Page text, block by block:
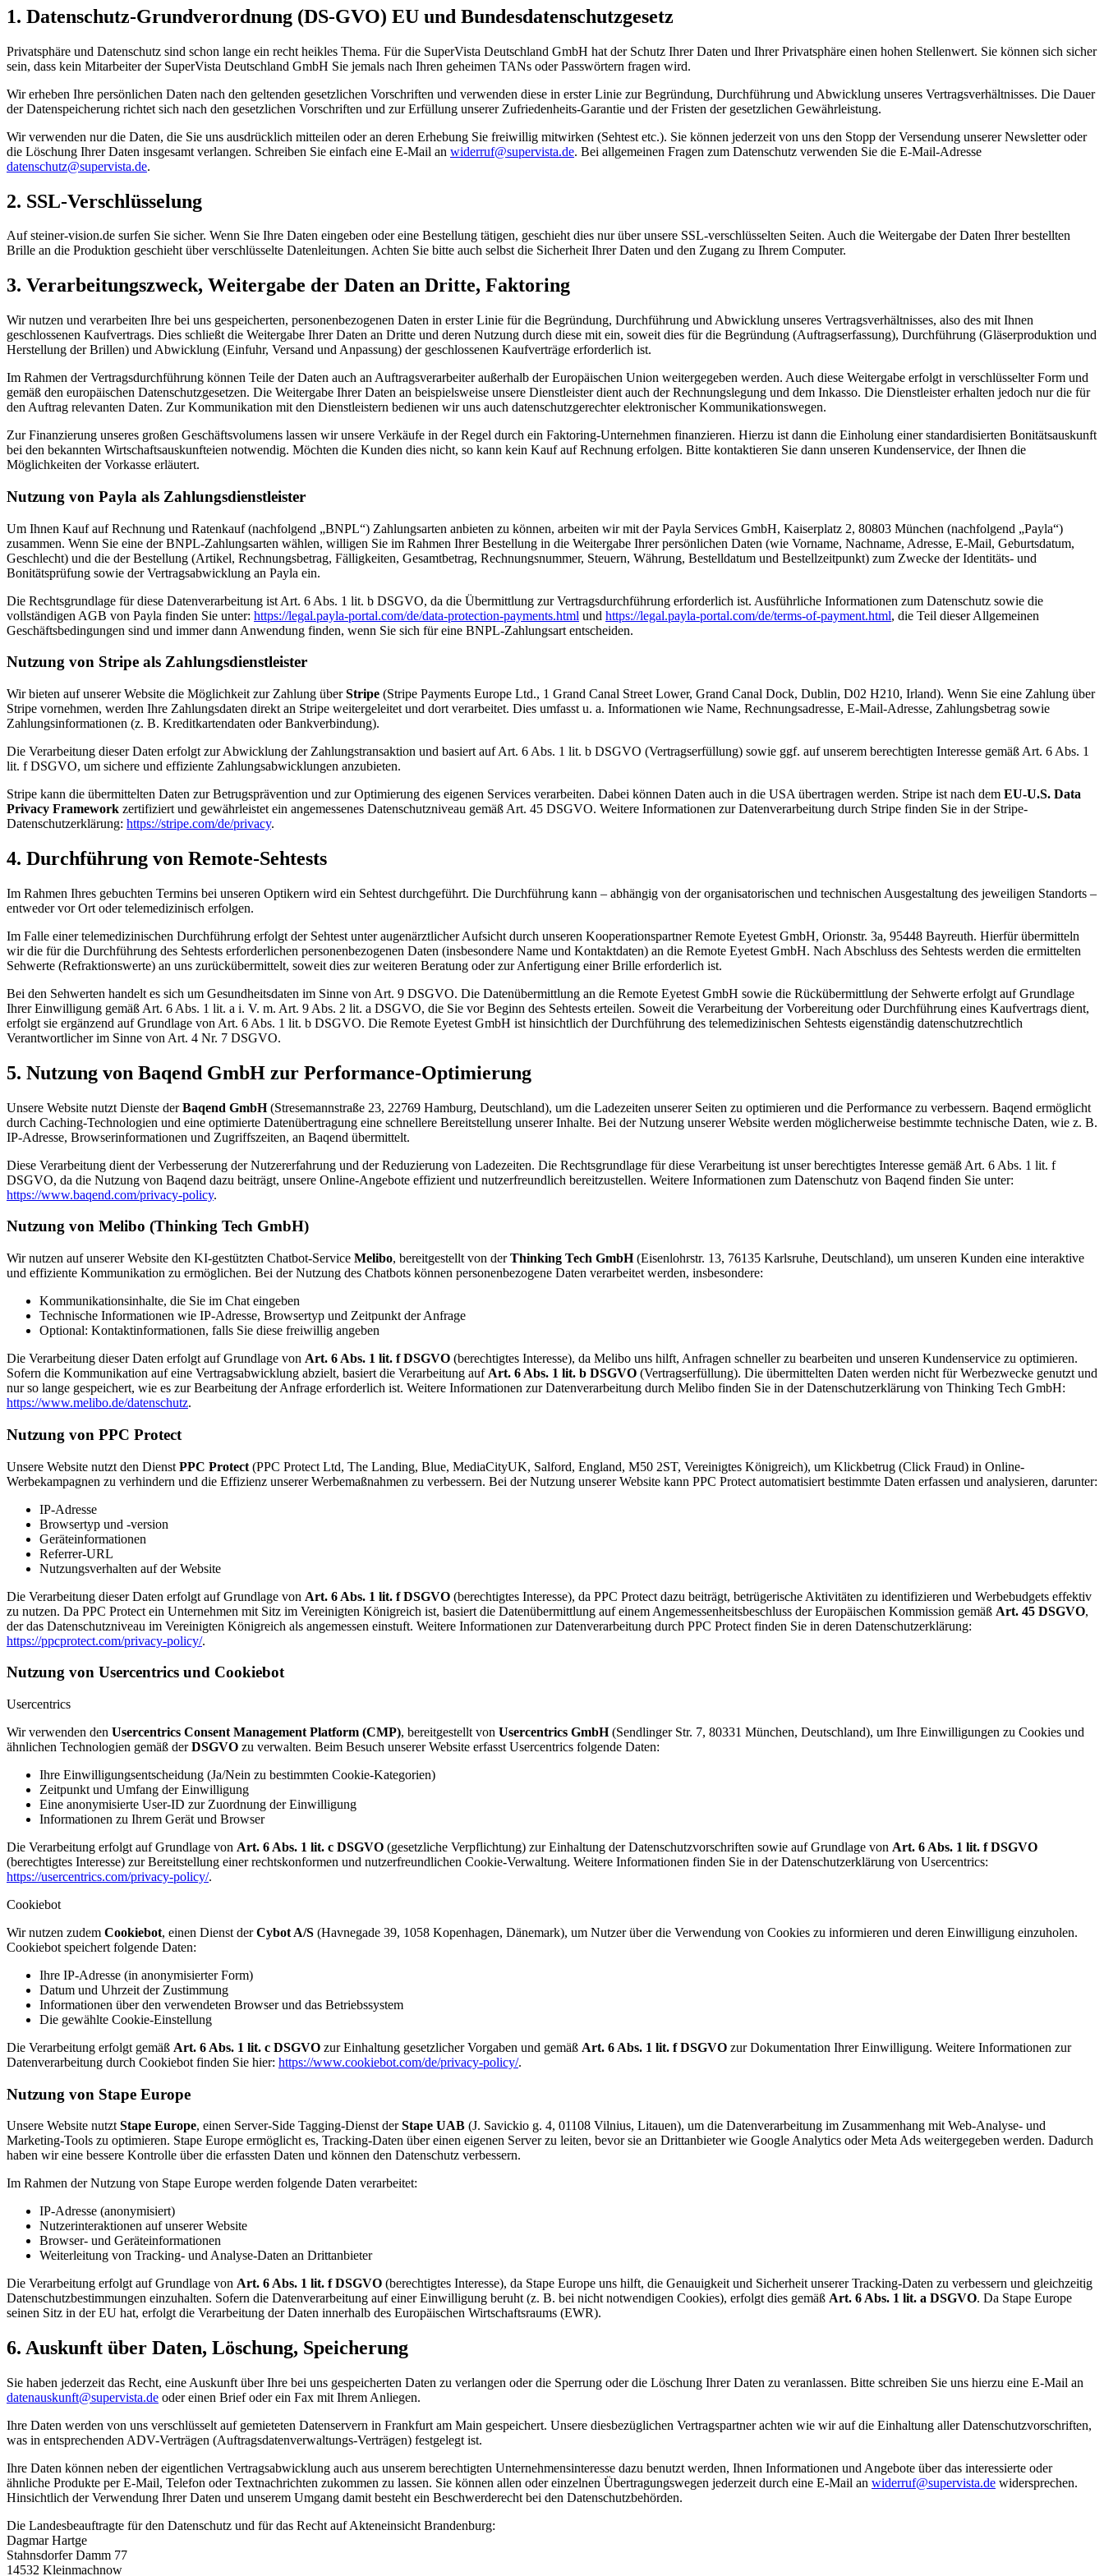
1. Datenschutz-Grundverordnung (DS-GVO) EU und Bundesdatenschutzgesetz
Privatsphäre und Datenschutz sind schon lange ein recht heikles Thema. Für die SuperVista Deutschland GmbH hat der Schutz Ihrer Daten und Ihrer Privatsphäre einen hohen Stellenwert. Sie können sich sicher
sein, dass kein Mitarbeiter der SuperVista Deutschland GmbH Sie jemals nach Ihren geheimen TANs oder Passwörtern fragen wird.
Wir erheben Ihre persönlichen Daten nach den geltenden gesetzlichen Vorschriften und verwenden diese in erster Linie zur Begründung, Durchführung und Abwicklung unseres Vertragsverhältnisses. Die Dauer
der Datenspeicherung richtet sich nach den gesetzlichen Vorschriften und zur Erfüllung unserer Zufriedenheits-Garantie und der Fristen der gesetzlichen Gewährleistung.
Wir verwenden nur die Daten, die Sie uns ausdrücklich mitteilen oder an deren Erhebung Sie freiwillig mitwirken (Sehtest etc.). Sie können jederzeit von uns den Stopp der Versendung unserer Newsletter oder
die Löschung Ihrer Daten insgesamt verlangen. Schreiben Sie einfach eine E-Mail an widerruf@supervista.de. Bei allgemeinen Fragen zum Datenschutz verwenden Sie die E-Mail-Adresse
datenschutz@supervista.de.
2. SSL-Verschlüsselung
Auf steiner-vision.de surfen Sie sicher. Wenn Sie Ihre Daten eingeben oder eine Bestellung tätigen, geschieht dies nur über unsere SSL-verschlüsselten Seiten. Auch die Weitergabe der Daten Ihrer bestellten
Brille an die Produktion geschieht über verschlüsselte Datenleitungen. Achten Sie bitte auch selbst die Sicherheit Ihrer Daten und den Zugang zu Ihrem Computer.
3. Verarbeitungszweck, Weitergabe der Daten an Dritte, Faktoring
Wir nutzen und verarbeiten Ihre bei uns gespeicherten, personenbezogenen Daten in erster Linie für die Begründung, Durchführung und Abwicklung unseres Vertragsverhältnisses, also des mit Ihnen
geschlossenen Kaufvertrags. Dies schließt die Weitergabe Ihrer Daten an Dritte und deren Nutzung durch diese mit ein, soweit dies für die Begründung (Auftragserfassung), Durchführung (Gläserproduktion und
Herstellung der Brillen) und Abwicklung (Einfuhr, Versand und Anpassung) der geschlossenen Kaufverträge erforderlich ist.
Im Rahmen der Vertragsdurchführung können Teile der Daten auch an Auftragsverarbeiter außerhalb der Europäischen Union weitergegeben werden. Auch diese Weitergabe erfolgt in verschlüsselter Form und
gemäß den europäischen Datenschutzgesetzen. Die Weitergabe Ihrer Daten an beispielsweise unsere Dienstleister dient auch der Rechnungslegung und dem Inkasso. Die Dienstleister erhalten jedoch nur die für
den Auftrag relevanten Daten. Zur Kommunikation mit den Dienstleistern bedienen wir uns auch datenschutzgerechter elektronischer Kommunikationswegen.
Zur Finanzierung unseres großen Geschäftsvolumens lassen wir unsere Verkäufe in der Regel durch ein Faktoring-Unternehmen finanzieren. Hierzu ist dann die Einholung einer standardisierten Bonitätsauskunft
bei den bekannten Wirtschaftsauskunfteien notwendig. Möchten die Kunden dies nicht, so kann kein Kauf auf Rechnung erfolgen. Bitte kontaktieren Sie dann unseren Kundenservice, der Ihnen die
Möglichkeiten der Vorkasse erläutert.
Nutzung von Payla als Zahlungsdienstleister
Um Ihnen Kauf auf Rechnung und Ratenkauf (nachfolgend „BNPL“) Zahlungsarten anbieten zu können, arbeiten wir mit der Payla Services GmbH, Kaiserplatz 2, 80803 München (nachfolgend „Payla“)
zusammen. Wenn Sie eine der BNPL-Zahlungsarten wählen, willigen Sie im Rahmen Ihrer Bestellung in die Weitergabe Ihrer persönlichen Daten (wie Vorname, Nachname, Adresse, E-Mail, Geburtsdatum,
Geschlecht) und die der Bestellung (Artikel, Rechnungsbetrag, Fälligkeiten, Gesamtbetrag, Rechnungsnummer, Steuern, Währung, Bestelldatum und Bestellzeitpunkt) zum Zwecke der Identitäts- und
Bonitätsprüfung sowie der Vertragsabwicklung an Payla ein.
Die Rechtsgrundlage für diese Datenverarbeitung ist Art. 6 Abs. 1 lit. b DSGVO, da die Übermittlung zur Vertragsdurchführung erforderlich ist. Ausführliche Informationen zum Datenschutz sowie die
vollständigen AGB von Payla finden Sie unter: https://legal.payla-portal.com/de/data-protection-payments.html und https://legal.payla-portal.com/de/terms-of-payment.html, die Teil dieser Allgemeinen
Geschäftsbedingungen sind und immer dann Anwendung finden, wenn Sie sich für eine BNPL-Zahlungsart entscheiden.
Nutzung von Stripe als Zahlungsdienstleister
Wir bieten auf unserer Website die Möglichkeit zur Zahlung überStripe (Stripe Payments Europe Ltd., 1 Grand Canal Street Lower, Grand Canal Dock, Dublin, D02 H210, Irland). Wenn Sie eine Zahlung über
Stripe vornehmen, werden Ihre Zahlungsdaten direkt an Stripe weitergeleitet und dort verarbeitet. Dies umfasst u. a. Informationen wie Name, Rechnungsadresse, E-Mail-Adresse, Zahlungsbetrag sowie
Zahlungsinformationen (z. B. Kreditkartendaten oder Bankverbindung).
Die Verarbeitung dieser Daten erfolgt zur Abwicklung der Zahlungstransaktion und basiert auf Art. 6 Abs. 1 lit. b DSGVO (Vertragserfüllung) sowie ggf. auf unserem berechtigten Interesse gemäß Art. 6 Abs. 1
lit. f DSGVO, um sichere und effiziente Zahlungsabwicklungen anzubieten.
Stripe kann die übermittelten Daten zur Betrugsprävention und zur Optimierung des eigenen Services verarbeiten. Dabei können Daten auch in die USA übertragen werden. Stripe ist nach dem EU-U.S. Data
Privacy Framework zertifiziert und gewährleistet ein angemessenes Datenschutzniveau gemäß Art. 45 DSGVO. Weitere Informationen zur Datenverarbeitung durch Stripe finden Sie in der Stripe-
Datenschutzerklärung: https://stripe.com/de/privacy.
4. Durchführung von Remote-Sehtests
Im Rahmen Ihres gebuchten Termins bei unseren Optikern wird ein Sehtest durchgeführt. Die Durchführung kann – abhängig von der organisatorischen und technischen Ausgestaltung des jeweiligen Standorts –
entweder vor Ort oder telemedizinisch erfolgen.
Im Falle einer telemedizinischen Durchführung erfolgt der Sehtest unter augenärztlicher Aufsicht durch unseren Kooperationspartner Remote Eyetest GmbH, Orionstr. 3a, 95448 Bayreuth. Hierfür übermitteln
wir die für die Durchführung des Sehtests erforderlichen personenbezogenen Daten (insbesondere Name und Kontaktdaten) an die Remote Eyetest GmbH. Nach Abschluss des Sehtests werden die ermittelten
Sehwerte (Refraktionswerte) an uns zurückübermittelt, soweit dies zur weiteren Beratung oder zur Anfertigung einer Brille erforderlich ist.
Bei den Sehwerten handelt es sich um Gesundheitsdaten im Sinne von Art. 9 DSGVO. Die Datenübermittlung an die Remote Eyetest GmbH sowie die Rückübermittlung der Sehwerte erfolgt auf Grundlage
Ihrer Einwilligung gemäß Art. 6 Abs. 1 lit. a i. V. m. Art. 9 Abs. 2 lit. a DSGVO, die Sie vor Beginn des Sehtests erteilen. Soweit die Verarbeitung der Vorbereitung oder Durchführung eines Kaufvertrags dient,
erfolgt sie ergänzend auf Grundlage von Art. 6 Abs. 1 lit. b DSGVO. Die Remote Eyetest GmbH ist hinsichtlich der Durchführung des telemedizinischen Sehtests eigenständig datenschutzrechtlich
Verantwortlicher im Sinne von Art. 4 Nr. 7 DSGVO.
5. Nutzung von Baqend GmbH zur Performance-Optimierung
Unsere Website nutzt Dienste derBaqend GmbH(Stresemannstraße 23, 22769 Hamburg, Deutschland), um die Ladezeiten unserer Seiten zu optimieren und die Performance zu verbessern. Baqend ermöglicht
durch Caching-Technologien und eine optimierte Datenübertragung eine schnellere Bereitstellung unserer Inhalte. Bei der Nutzung unserer Website werden möglicherweise bestimmte technische Daten, wie z. B.
IP-Adresse, Browserinformationen und Zugriffszeiten, an Baqend übermittelt.
Diese Verarbeitung dient der Verbesserung der Nutzererfahrung und der Reduzierung von Ladezeiten. Die Rechtsgrundlage für diese Verarbeitung ist unser berechtigtes Interesse gemäß Art. 6 Abs. 1 lit. f
DSGVO, da die Nutzung von Baqend dazu beiträgt, unsere Online-Angebote effizient und nutzerfreundlich bereitzustellen. Weitere Informationen zum Datenschutz von Baqend finden Sie unter:
https://www.baqend.com/privacy-policy.
Nutzung von Melibo (Thinking Tech GmbH)
Wir nutzen auf unserer Website den KI-gestützten Chatbot-Service Melibo, bereitgestellt von derThinking Tech GmbH(Eisenlohrstr. 13, 76135 Karlsruhe, Deutschland), um unseren Kunden eine interaktive
und effiziente Kommunikation zu ermöglichen. Bei der Nutzung des Chatbots können personenbezogene Daten verarbeitet werden, insbesondere:
Kommunikationsinhalte, die Sie im Chat eingeben
Technische Informationen wie IP-Adresse, Browsertyp und Zeitpunkt der Anfrage
Optional: Kontaktinformationen, falls Sie diese freiwillig angeben
Die Verarbeitung dieser Daten erfolgt auf Grundlage von Art. 6 Abs. 1 lit. f DSGVO (berechtigtes Interesse), da Melibo uns hilft, Anfragen schneller zu bearbeiten und unseren Kundenservice zu optimieren.
Sofern die Kommunikation auf eine Vertragsabwicklung abzielt, basiert die Verarbeitung auf Art. 6 Abs. 1 lit. b DSGVO (Vertragserfüllung). Die übermittelten Daten werden nicht für Werbezwecke genutzt und
nur so lange gespeichert, wie es zur Bearbeitung der Anfrage erforderlich ist. Weitere Informationen zur Datenverarbeitung durch Melibo finden Sie in der Datenschutzerklärung von Thinking Tech GmbH:
https://www.melibo.de/datenschutz.
Nutzung von PPC Protect
Unsere Website nutzt den Dienst PPC Protect (PPC Protect Ltd, The Landing, Blue, MediaCityUK, Salford, England, M50 2ST, Vereinigtes Königreich), um Klickbetrug (Click Fraud) in Online-
Werbekampagnen zu verhindern und die Effizienz unserer Werbemaßnahmen zu verbessern. Bei der Nutzung unserer Website kann PPC Protect automatisiert bestimmte Daten erfassen und analysieren, darunter:
IP-Adresse
Browsertyp und -version
Geräteinformationen
Referrer-URL
Nutzungsverhalten auf der Website
Die Verarbeitung dieser Daten erfolgt auf Grundlage von Art. 6 Abs. 1 lit. f DSGVO (berechtigtes Interesse), da PPC Protect dazu beiträgt, betrügerische Aktivitäten zu identifizieren und Werbebudgets effektiv
zu nutzen. Da PPC Protect ein Unternehmen mit Sitz im Vereinigten Königreich ist, basiert die Datenübermittlung auf einem Angemessenheitsbeschluss der Europäischen Kommission gemäß Art. 45 DSGVO,
der das Datenschutzniveau im Vereinigten Königreich als angemessen einstuft. Weitere Informationen zur Datenverarbeitung durch PPC Protect finden Sie in deren Datenschutzerklärung:
https://ppcprotect.com/privacy-policy/.
Nutzung von Usercentrics und Cookiebot
Usercentrics
Wir verwenden den Usercentrics Consent Management Platform (CMP), bereitgestellt von Usercentrics GmbH(Sendlinger Str. 7, 80331 München, Deutschland), um Ihre Einwilligungen zu Cookies und
ähnlichen Technologien gemäß derDSGVO zu verwalten. Beim Besuch unserer Website erfasst Usercentrics folgende Daten:
Ihre Einwilligungsentscheidung (Ja/Nein zu bestimmten Cookie-Kategorien)
Zeitpunkt und Umfang der Einwilligung
Eine anonymisierte User-ID zur Zuordnung der Einwilligung
Informationen zu Ihrem Gerät und Browser
Die Verarbeitung erfolgt auf Grundlage von Art. 6 Abs. 1 lit. c DSGVO (gesetzliche Verpflichtung) zur Einhaltung der Datenschutzvorschriften sowie auf Grundlage von Art. 6 Abs. 1 lit. f DSGVO
(berechtigtes Interesse) zur Bereitstellung einer rechtskonformen und nutzerfreundlichen Cookie-Verwaltung. Weitere Informationen finden Sie in der Datenschutzerklärung von Usercentrics:
https://usercentrics.com/privacy-policy/.
Cookiebot
Wir nutzen zudem Cookiebot, einen Dienst derCybot A/S (Havnegade 39, 1058 Kopenhagen, Dänemark), um Nutzer über die Verwendung von Cookies zu informieren und deren Einwilligung einzuholen.
Cookiebot speichert folgende Daten:
Ihre IP-Adresse (in anonymisierter Form)
Datum und Uhrzeit der Zustimmung
Informationen über den verwendeten Browser und das Betriebssystem
Die gewählte Cookie-Einstellung
Die Verarbeitung erfolgt gemäß Art. 6 Abs. 1 lit. c DSGVO zur Einhaltung gesetzlicher Vorgaben und gemäß Art. 6 Abs. 1 lit. f DSGVO zur Dokumentation Ihrer Einwilligung. Weitere Informationen zur
Datenverarbeitung durch Cookiebot finden Sie hier: https://www.cookiebot.com/de/privacy-policy/.
Nutzung von Stape Europe
Unsere Website nutztStape Europe, einen Server-Side Tagging-Dienst derStape UAB (J. Savickio g. 4, 01108 Vilnius, Litauen), um die Datenverarbeitung im Zusammenhang mit Web-Analyse- und
Marketing-Tools zu optimieren. Stape Europe ermöglicht es, Tracking-Daten über einen eigenen Server zu leiten, bevor sie an Drittanbieter wie Google Analytics oder Meta Ads weitergegeben werden. Dadurch
haben wir eine bessere Kontrolle über die erfassten Daten und können den Datenschutz verbessern.
Im Rahmen der Nutzung von Stape Europe werden folgende Daten verarbeitet:
IP-Adresse (anonymisiert)
Nutzerinteraktionen auf unserer Website
Browser- und Geräteinformationen
Weiterleitung von Tracking- und Analyse-Daten an Drittanbieter
Die Verarbeitung erfolgt auf Grundlage von Art. 6 Abs. 1 lit. f DSGVO (berechtigtes Interesse), da Stape Europe uns hilft, die Genauigkeit und Sicherheit unserer Tracking-Daten zu verbessern und gleichzeitig
Datenschutzbestimmungen einzuhalten. Sofern die Datenverarbeitung auf einer Einwilligung beruht (z. B. bei nicht notwendigen Cookies), erfolgt dies gemäß Art. 6 Abs. 1 lit. a DSGVO. Da Stape Europe
seinen Sitz in der EU hat, erfolgt die Verarbeitung der Daten innerhalb des Europäischen Wirtschaftsraums (EWR).
6. Auskunft über Daten, Löschung, Speicherung
Sie haben jederzeit das Recht, eine Auskunft über Ihre bei uns gespeicherten Daten zu verlangen oder die Sperrung oder die Löschung Ihrer Daten zu veranlassen. Bitte schreiben Sie uns hierzu eine E-Mail an
datenauskunft@supervista.de oder einen Brief oder ein Fax mit Ihrem Anliegen.
Ihre Daten werden von uns verschlüsselt auf gemieteten Datenservern in Frankfurt am Main gespeichert. Unsere diesbezüglichen Vertragspartner achten wie wir auf die Einhaltung aller Datenschutzvorschriften,
was in entsprechenden ADV-Verträgen (Auftragsdatenverwaltungs-Verträgen) festgelegt ist.
Ihre Daten können neben der eigentlichen Vertragsabwicklung auch aus unserem berechtigten Unternehmensinteresse dazu benutzt werden, Ihnen Informationen und Angebote über das interessierte oder
ähnliche Produkte per E-Mail, Telefon oder Textnachrichten zukommen zu lassen. Sie können allen oder einzelnen Übertragungswegen jederzeit durch eine E-Mail an widerruf@supervista.de widersprechen.
Hinsichtlich der Verwendung Ihrer Daten und unserem Umgang damit besteht ein Beschwerderecht bei den Datenschutzbehörden.
Die Landesbeauftragte für den Datenschutz und für das Recht auf Akteneinsicht Brandenburg:
Dagmar Hartge
Stahnsdorfer Damm 77
14532 Kleinmachnow